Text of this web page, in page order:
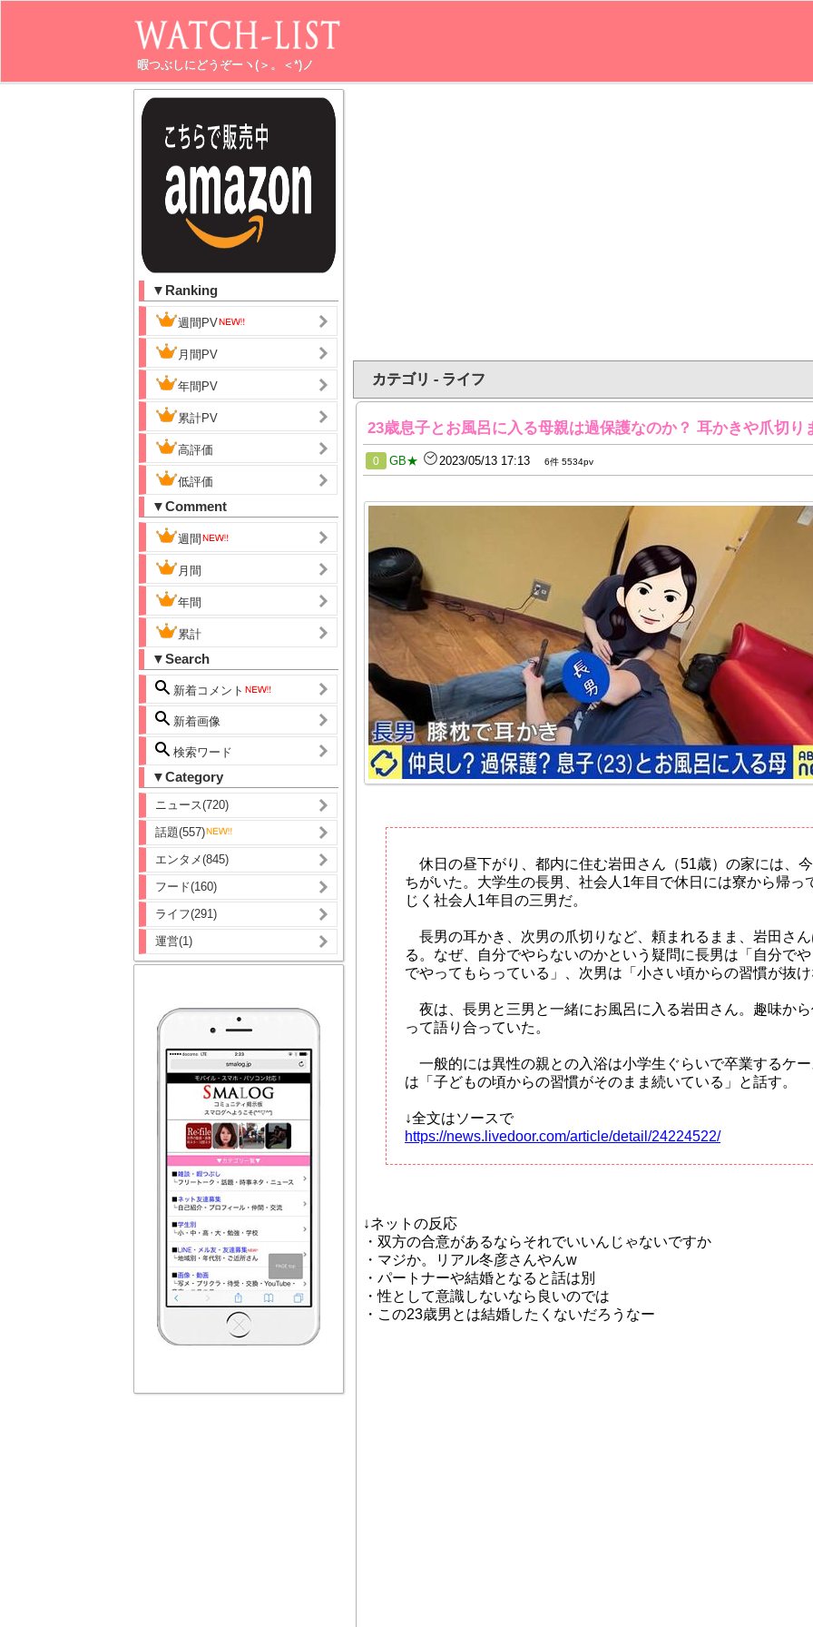
暇つぶしにどうぞーヽ(＞。＜*)ノ
▼Ranking
週間PV
月間PV
年間PV
累計PV
高評価
低評価
▼Comment
週間
月間
年間
累計
▼Search
新着コメント
新着画像
検索ワード
▼Category
ニュース(720)
話題(557)
エンタメ(845)
フード(160)
ライフ(291)
運営(1)
カテゴリ - ライフ
23歳息子とお風呂に入る母親は過保護なのか？ 耳かきや爪切り
0 GB★ 2023/05/13 17:13 6件 5534pv
休日の昼下がり、都内に住む岩田さん（51歳）の家には、
ちがいた。大学生の長男、社会人1年目で休日には寮から帰っ
じく社会人1年目の三男だ。
長男の耳かき、次男の爪切りなど、頼まれるまま、岩田さ
る。なぜ、自分でやらないのかという疑問に長男は「自分で
でやってもらっている」、次男は「小さい頃からの習慣が抜
夜は、長男と三男と一緒にお風呂に入る岩田さん。趣味か
って語り合っていた。
一般的には異性の親との入浴は小学生ぐらいで卒業するケ
は「子どもの頃からの習慣がそのまま続いている」と話す。
↓全文はソースで
https://news.livedoor.com/article/detail/24224522/
↓ネットの反応
・双方の合意があるならそれでいいんじゃないですか
・マジか。リアル冬彦さんやんw
・パートナーや結婚となると話は別
・性として意識しないなら良いのでは
・この23歳男とは結婚したくないだろうなー